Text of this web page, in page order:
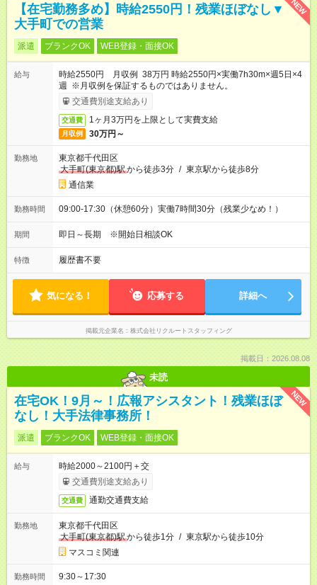
NEW
【在宅勤務多め】時給2550円！残業ほぼなし▼
大手町での営業
派遣 ブランクOK WEB登録・面接OK
給与
時給2550円 月収例 38万円 時給2550円×実働7h30m×週5日×4
週 ※月収例を保証するものではありません。
交通費別途支給あり
交通費 1ヶ月3万円を上限として実費支給
月収例 30万円～
勤務地
東京都千代田区
大手町(東京都)駅から徒歩3分 / 東京駅から徒歩8分
通信業
勤務時間 09:00-17:30（休憩60分）実働7時間30分（残業少なめ！）
期間 即日～長期 ※開始日相談OK
特徴 履歴書不要
気になる！ 応募する 詳細へ
掲載元企業名 株式会社リクルートスタッフィング
掲載日：2026.08.08
未読
NEW
在宅OK！9月～！広報アシスタント！残業ほぼ
なし！大手法律事務所！
派遣 ブランクOK WEB登録・面接OK
給与
時給2000～2100円＋交
交通費別途支給あり
交通費 通勤交通費支給
勤務地
東京都千代田区
大手町(東京都)駅から徒歩1分 / 東京駅から徒歩10分
マスコミ関連
勤務時間 9:30～17:30